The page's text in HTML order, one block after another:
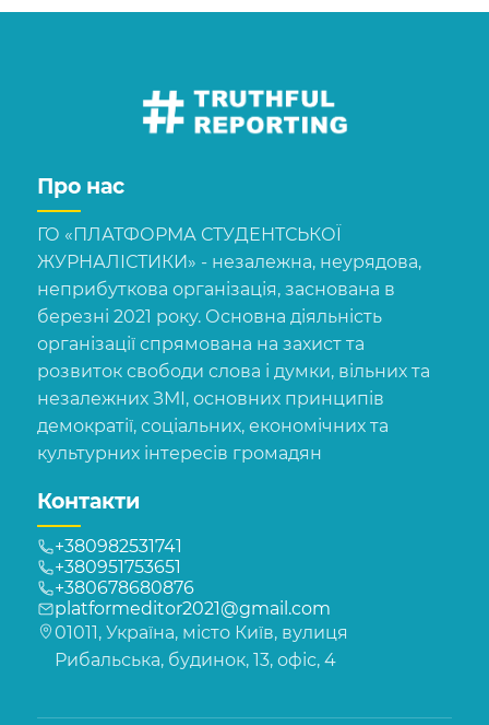
Про нас
ГО «ПЛАТФОРМА СТУДЕНТСЬКОЇ
ЖУРНАЛІСТИКИ» - незалежна, неурядова,
неприбуткова організація, заснована в
березні 2021 року. Основна діяльність
організації спрямована на захист та
розвиток свободи слова і думки, вільних та
незалежних ЗМІ, основних принципів
демократії, соціальних, економічних та
культурних інтересів громадян
Контакти
+380982531741
+380951753651
+380678680876
platformeditor2021@gmail.com
01011, Україна, місто Київ, вулиця
Рибальська, будинок, 13, офіс, 4